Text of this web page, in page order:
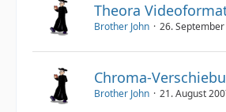
Theora
Brother John 26.
Chroma-
Brother John 21. August